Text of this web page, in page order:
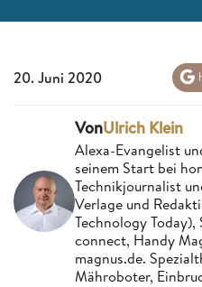
20. Juni 2020
VonUlrich Klein
Alexa-Evangelist
seinem Start bei
Technikjournalist
Verlage und
Technology Today),
connect, Handy
magnus.de.
Mähroboter,